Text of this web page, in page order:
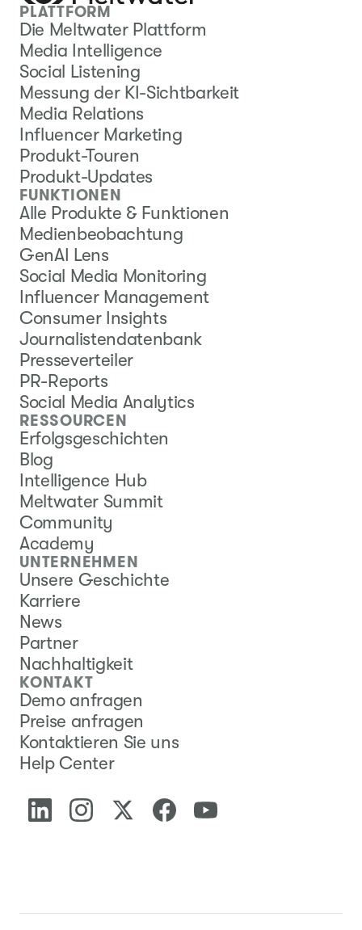
PLATTFORM
Die Meltwater Plattform
Media Intelligence
Social Listening
Messung der KI-Sichtbarkeit
Media Relations
Influencer Marketing
Produkt-Touren
Produkt-Updates
FUNKTIONEN
Alle Produkte & Funktionen
Medienbeobachtung
GenAI Lens
Social Media Monitoring
Influencer Management
Consumer Insights
Journalistendatenbank
Presseverteiler
PR-Reports
Social Media Analytics
RESSOURCEN
Erfolgsgeschichten
Blog
Intelligence Hub
Meltwater Summit
Community
Academy
UNTERNEHMEN
Unsere Geschichte
Karriere
News
Partner
Nachhaltigkeit
KONTAKT
Demo anfragen
Preise anfragen
Kontaktieren Sie uns
Help Center